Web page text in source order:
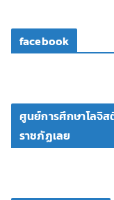
facebook
ศูนย์การศึกษาโลจิส
ราชภัฏเลย